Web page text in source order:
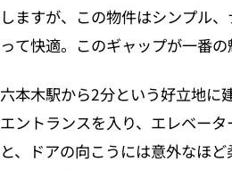
しますが、この物件はシンプル
って快適。このギャップが一番の
六本木駅から2分という好立地に
エントランスを入り、エレベー
と、ドアの向こうには意外なほ